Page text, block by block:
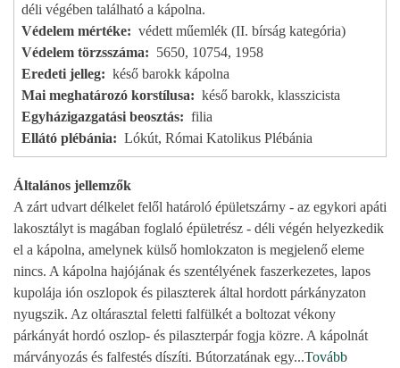
déli végében található a kápolna.
Védelem mértéke
védett műemlék (II. bírság kategória)
Védelem törzsszáma
5650, 10754, 1958
Eredeti jelleg
késő barokk kápolna
Mai meghatározó korstílusa
késő barokk, klasszicista
Egyházigazgatási beosztás
filia
Ellátó plébánia
Lókút, Római Katolikus Plébánia
Általános jellemzők
A zárt udvart délkelet felől határoló épületszárny - az egykori apáti
lakosztályt is magában foglaló épületrész - déli végén helyezkedik
el a kápolna, amelynek külső homlokzaton is megjelenő eleme
nincs. A kápolna hajójának és szentélyének faszerkezetes, lapos
kupolája ión oszlopok és pilaszterek által hordott párkányzaton
nyugszik. Az oltárasztal feletti falfülkét a boltozat vékony
párkányát hordó oszlop- és pilaszterpár fogja közre. A kápolnát
márványozás és falfestés díszíti. Bútorzatának egy...Tovább